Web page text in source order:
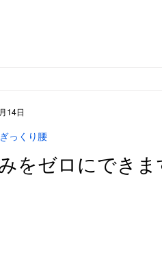
をゼロにできま
っくり腰
14日